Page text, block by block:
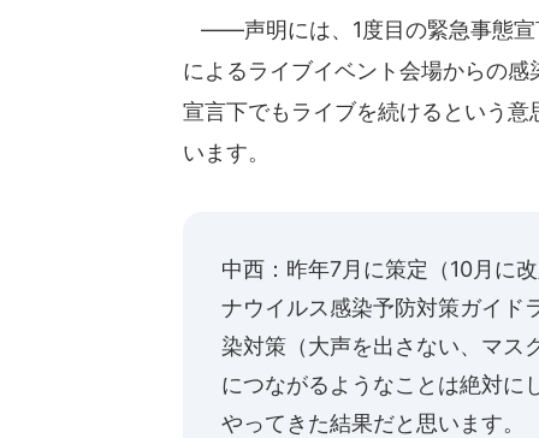
――声明には、1度目の緊急事態宣
によるライブイベント会場からの
宣言下でもライブを続けるという
います。
中西：昨年7月に策定（10月に
ナウイルス感染予防対策ガイド
染対策（大声を出さない、マス
につながるようなことは絶対に
やってきた結果だと思います。